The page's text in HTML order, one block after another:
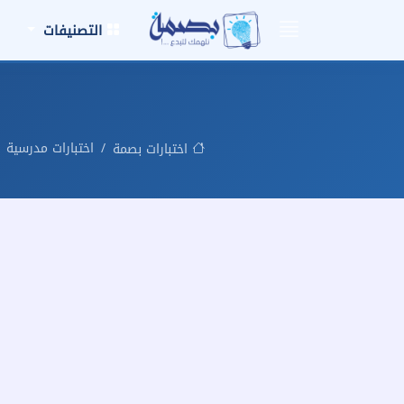
التصنيفات
اختبارات بصمة اختبارات مدرسية